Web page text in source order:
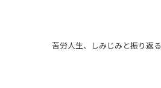
苦労人生、しみじみと振り返る